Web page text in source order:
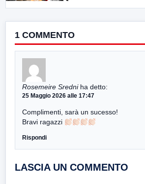
1 COMMENTO
Rosemeire Sredni ha detto:
25 Maggio 2026 alle 17:47
Complimenti, sarà un sucesso!
Bravi ragazzi
Rispondi
LASCIA UN COMMENTO